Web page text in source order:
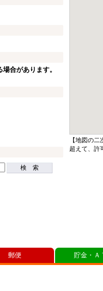
合があります。
検 索
【地図の
超えて、許
郵便 貯金・Ａ